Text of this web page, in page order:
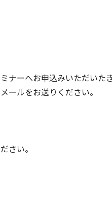
ナーへお申込みいただいた
ールをお送りください。
さい。